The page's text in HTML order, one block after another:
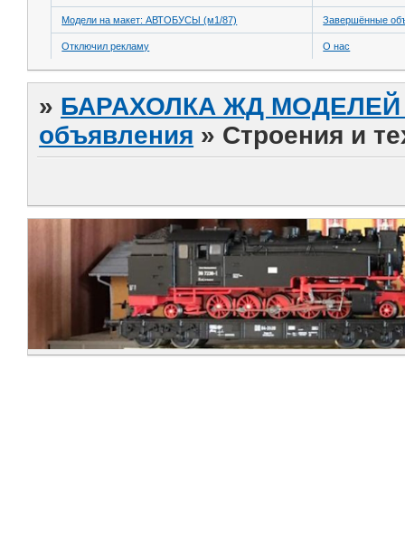
Модели на макет: АВТОБУСЫ (м1/87) Завершённые
Отключил рекламу О нас
» БАРАХОЛКА ЖД МОДЕЛЕЙ
объявления » Строения и